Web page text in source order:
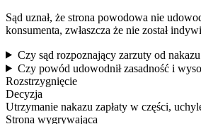
Sąd uznał, że strona powodowa nie
konsumenta, zwłaszcza że nie został
Czy sąd rozpoznający zarzuty od
Czy powód udowodnił zasadność i
Rozstrzygnięcie
Decyzja
Utrzymanie nakazu zapłaty w części,
Strona wygrywająca